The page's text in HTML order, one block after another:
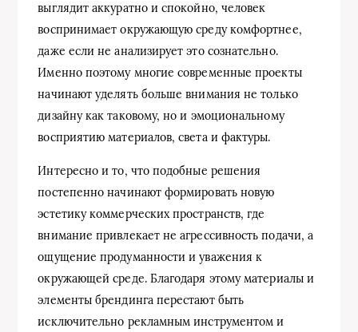
выглядит аккуратно и спокойно, человек
воспринимает окружающую среду комфортнее,
даже если не анализирует это сознательно.
Именно поэтому многие современные проекты
начинают уделять больше внимания не только
дизайну как таковому, но и эмоциональному
восприятию материалов, света и фактуры.
Интересно и то, что подобные решения
постепенно начинают формировать новую
эстетику коммерческих пространств, где
внимание привлекает не агрессивность подачи, а
ощущение продуманности и уважения к
окружающей среде. Благодаря этому материалы и
элементы брендинга перестают быть
исключительно рекламным инструментом и